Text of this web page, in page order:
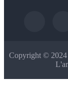
Copyright ©